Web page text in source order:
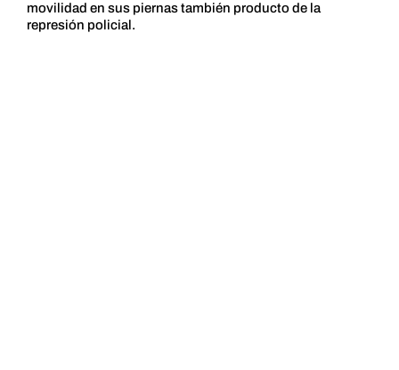
movilidad en sus piernas también producto de la
represión policial.